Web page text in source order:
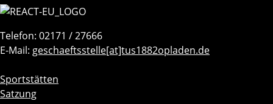
Telefon: 02171 / 27666
E-Mail: geschaeftsstelle[at]tus1882opladen.de
Navigation
überspringen
Sportstätten
Satzung